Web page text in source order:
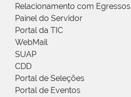
Relacionamento com Egressos
Painel do Servidor
Portal da TIC
WebMail
SUAP
CDD
Portal de Seleções
Portal de Eventos